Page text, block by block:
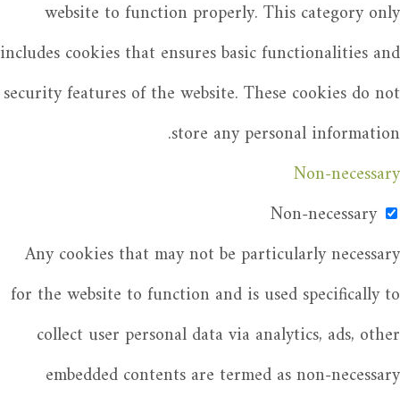
website to function properly. This category only
includes cookies that ensures basic functionalities and
security features of the website. These cookies do not
store any personal information.
Non-necessary
Non-necessary
Any cookies that may not be particularly necessary
for the website to function and is used specifically to
collect user personal data via analytics, ads, other
embedded contents are termed as non-necessary